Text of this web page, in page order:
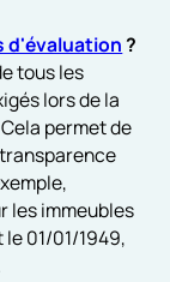
d'évaluation?
tous les
lors de la
permet de
les immeubles
01/01/1949,